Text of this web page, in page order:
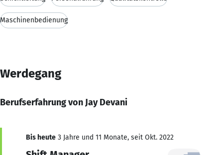
Maschinenbedienung
Werdegang
Berufserfahrung von Jay Devani
Bis heute 3 Jahre und 11 Monate, seit Okt. 2022